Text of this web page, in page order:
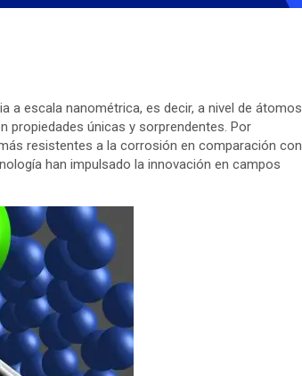
a escala nanométrica, es decir, a nivel de átomos
propiedades únicas y sorprendentes. Por
resistentes a la corrosión en comparación con
han impulsado la innovación en campos